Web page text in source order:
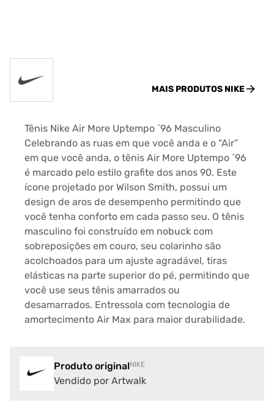
MAIS PRODUTOS NIKE
Tênis Nike Air More Uptempo ´96 Masculino
Celebrando as ruas em que você anda e o “Air”
em que você anda, o tênis Air More Uptempo ´96
é marcado pelo estilo grafite dos anos 90. Este
ícone projetado por Wilson Smith, possui um
design de aros de desempenho permitindo que
você tenha conforto em cada passo seu. O tênis
masculino foi construído em nobuck com
sobreposições em couro, seu colarinho são
acolchoados para um ajuste agradável, tiras
elásticas na parte superior do pé, permitindo que
você use seus tênis amarrados ou
desamarrados. Entressola com tecnologia de
amortecimento Air Max para maior durabilidade.
Produto originalNIKE
Vendido por Artwalk